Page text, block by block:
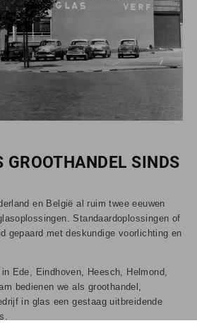
GROOTHANDEL SINDS
en België al ruim twee eeuwen
Standaardoplossingen of
gepaard met deskundige voorlichting en
Ede, Eindhoven, Heesch, Helmond,
bedienen we als groothandel,
in glas een gestaag uitbreidende